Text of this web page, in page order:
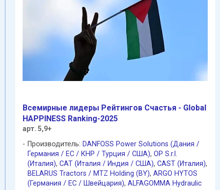
Всемирные лидеры Pейтингов Cчастья - Global
HAPPINESS Ranking-2025
арт. 5,9+
Производитель: DANFOSS Power Solutions (Дания /
Германия / EC / КНР / Турция / США), OP S.r.l.
(Италия), CAT (Италия / Индия / США), CAST (Италия),
BELARUS Tractors / MTZ Holding (BY), ARGO HYTOS
(Германия / EC / Швейцария), ALFAGOMMA Hydraulic